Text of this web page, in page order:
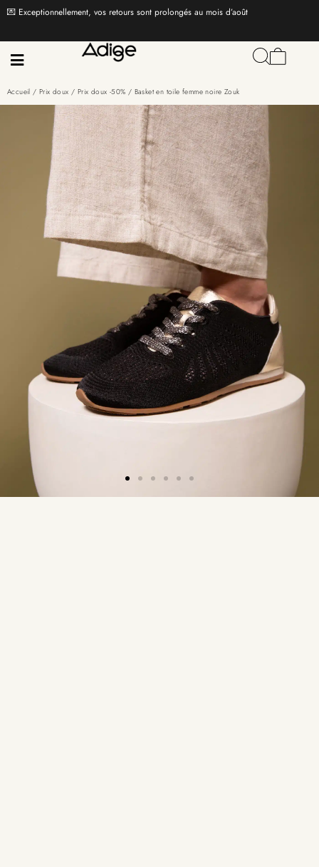
💌 Exceptionnellement, vos retours sont prolongés au mois d’août
Accueil /Prix doux / Prix doux -50% / Basket en toile femme noire Zouk